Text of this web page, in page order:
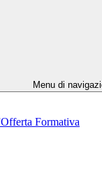
Menu di
Formativa